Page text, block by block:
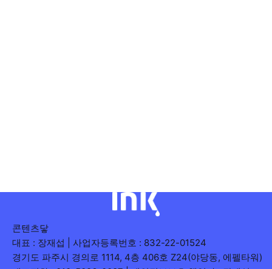
콘텐츠닿
대표 : 장재섭 | 사업자등록번호 : 832-22-01524
경기도 파주시 경의로 1114, 4층 406호 Z24(야당동, 에펠타워)